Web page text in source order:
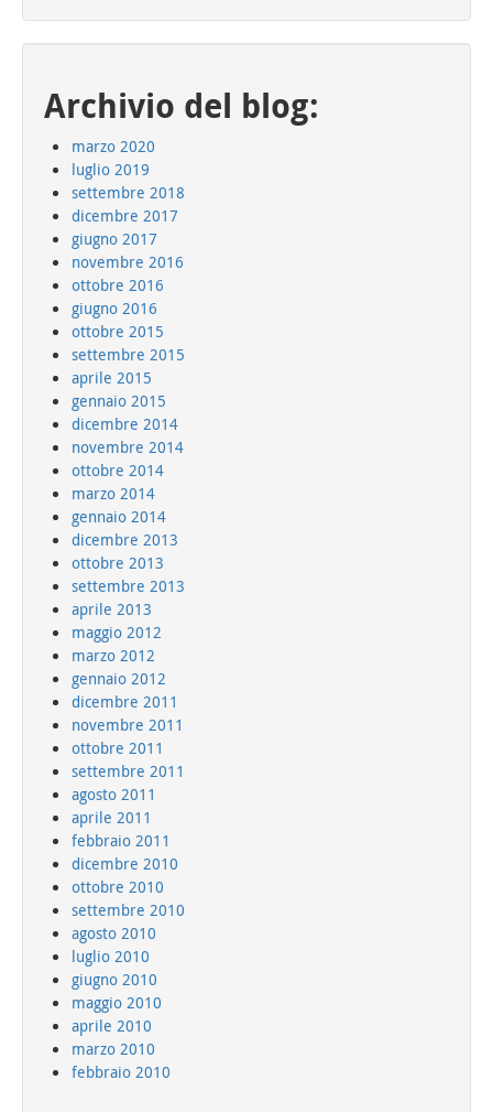
Archivio del blog:
marzo 2020
luglio 2019
settembre 2018
dicembre 2017
giugno 2017
novembre 2016
ottobre 2016
giugno 2016
ottobre 2015
settembre 2015
aprile 2015
gennaio 2015
dicembre 2014
novembre 2014
ottobre 2014
marzo 2014
gennaio 2014
dicembre 2013
ottobre 2013
settembre 2013
aprile 2013
maggio 2012
marzo 2012
gennaio 2012
dicembre 2011
novembre 2011
ottobre 2011
settembre 2011
agosto 2011
aprile 2011
febbraio 2011
dicembre 2010
ottobre 2010
settembre 2010
agosto 2010
luglio 2010
giugno 2010
maggio 2010
aprile 2010
marzo 2010
febbraio 2010